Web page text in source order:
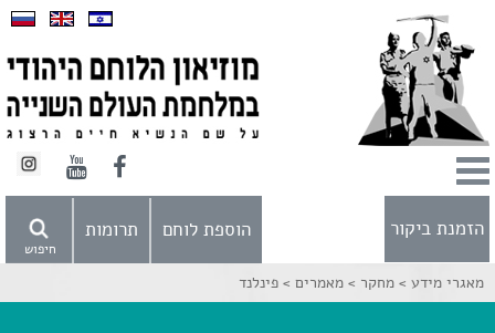
הזמנת ביקור
חיפוש
הוספת לוחם תרומות
מאגרי מידע > מחקר > מאמרים > פינלנד